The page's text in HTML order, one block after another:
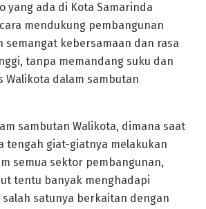
yang ada di Kota Samarinda
mendukung pembangunan
semangat kebersamaan dan rasa
tanpa memandang suku dan
Walikota dalam sambutan
sambutan Walikota, dimana saat
tengah giat-giatnya melakukan
semua sektor pembangunan,
tentu banyak menghadapi
satunya berkaitan dengan